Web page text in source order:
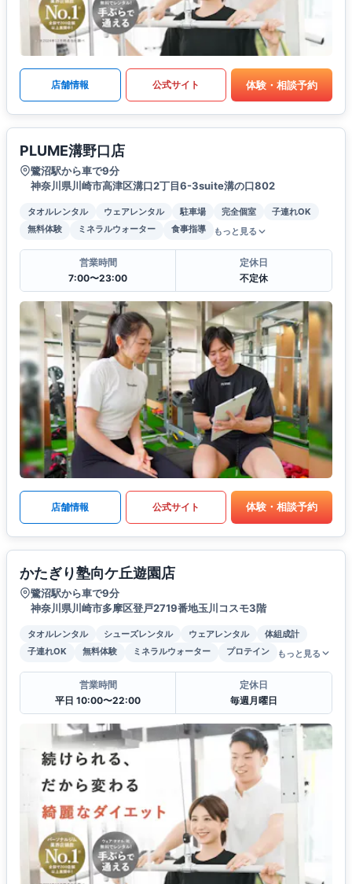
店舗情報 公式サイト 体験・相談予約
PLUME溝野口店
鷺沼駅から車で9分
神奈川県川崎市高津区溝口2丁目6-3suite溝の口802
タオルレンタル ウェアレンタル 駐車場 完全個室
子連れOK
無料体験
ミネラルウォーター 食事指導 もっと見る
営業時間
7:00〜23:00
定休日
不定休
店舗情報 公式サイト 体験・相談予約
かたぎり塾向ケ丘遊園店
鷺沼駅から車で9分
神奈川県川崎市多摩区登戸2719番地玉川コスモ3階
タオルレンタル シューズレンタル ウェアレンタル
体組成計
子連れOK
無料体験 ミネラルウォーター プロテイン もっと見る
営業時間
平日 10:00〜22:00
定休日
毎週月曜日